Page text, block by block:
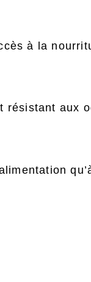
à la
aux